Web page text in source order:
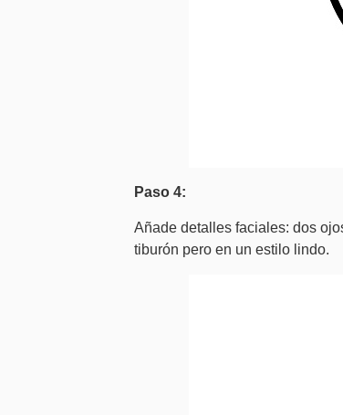
Paso 4:
Añade detalles faciales: dos
tiburón pero en un estilo lindo.